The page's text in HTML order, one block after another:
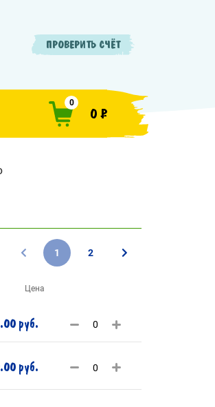
ПРОВЕРИТЬ СЧЁТ
0
0 ₽
1 2
Цена
руб.
руб.